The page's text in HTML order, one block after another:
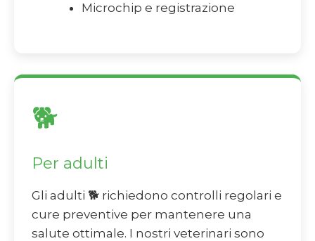
Microchip e registrazione
🐕
Per adulti
Gli adulti 🐕 richiedono controlli regolari e
cure preventive per mantenere una
salute ottimale. I nostri veterinari sono